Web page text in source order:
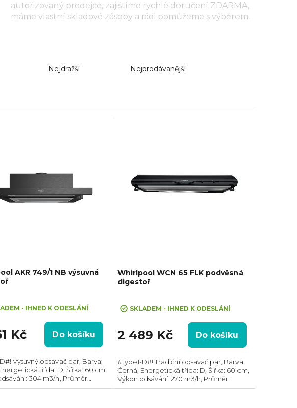
autorizovaný prodejce, zajistíme rychlé doručení ZDARMA,
máme vlastní skladové zásoby a rádi pomůžeme s výběrem.
Nejdražší Nejprodávanější
AKR 749/1 NB výsuvná
- IHNED K ODESLÁNÍ
Kč Do košíku
Výsuvný odsavač par, Barva:
třída: D, Šířka: 60 cm,
304 m3/h, Průměr
mm, Směr odtahu: Horní,
Whirlpool WCN 65 FLK podvěsná
digestoř
hodnocení
je
4,5
5
hvězdiček.
SKLADEM - IHNED K ODESLÁNÍ
2 489 Kč Do košíku
#type1-D#! Tradiční odsavač par, Barva:
Černá, Energetická třída: D, Šířka: 60 cm,
Výkon odsávání: 270 m3/h, Průměr
odtahu: 120 mm, Směr odtahu: Horní,